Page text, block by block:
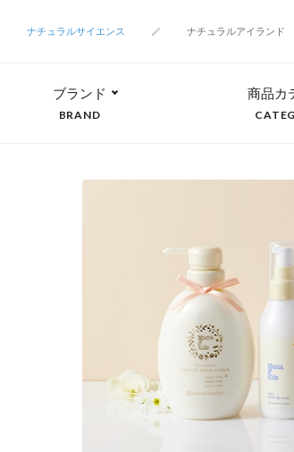
ナチュラルサイエンス
ナチュラルアイランド
ブランド
BRAND
商品カ